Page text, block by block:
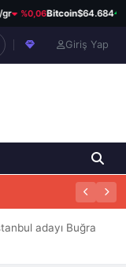
%0,06Bitcoin$64.684
Giriş Yap
adayı Buğra